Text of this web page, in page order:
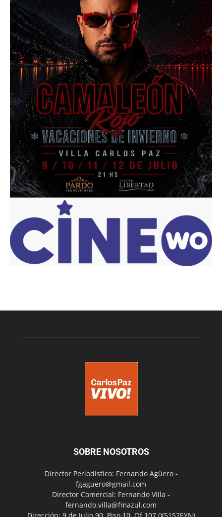
SOBRE NOSOTROS
Director Periodístico: Fernando Agüero -
fgaguero@gmail.com
Director Comercial: Fernando Villa -
fernando.villa@fmazul.com